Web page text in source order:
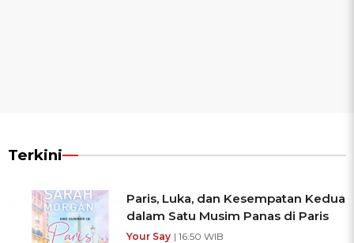
Terkini
Paris, Luka, dan Kesempatan Kedua
dalam Satu Musim Panas di Paris
Your Say | 16:50 WIB